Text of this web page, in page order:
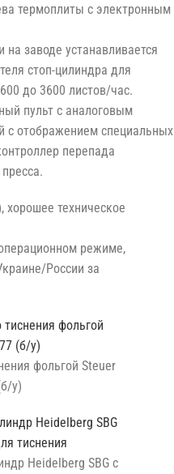
термоплиты с электронным
на заводе устанавливается
стоп-цилиндра для
до 3600 листов/час.
пульт с аналоговым
с отображением специальных
перепада
хорошее техническое
режиме,
России за
фольгой Steuer
у)
Heidelberg SBG с